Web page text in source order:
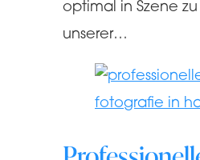
optimal in Szene
unserer…